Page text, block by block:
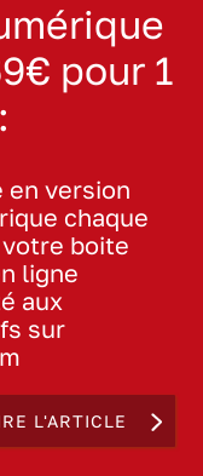
pour 1
en version
chaque
boite
ligne
aux
sur
L'ARTICLE